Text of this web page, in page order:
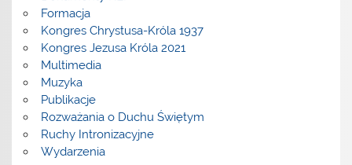
Formacja
Kongres Chrystusa-Króla 1937
Kongres Jezusa Króla 2021
Multimedia
Muzyka
Publikacje
Rozważania o Duchu Świętym
Ruchy Intronizacyjne
Wydarzenia